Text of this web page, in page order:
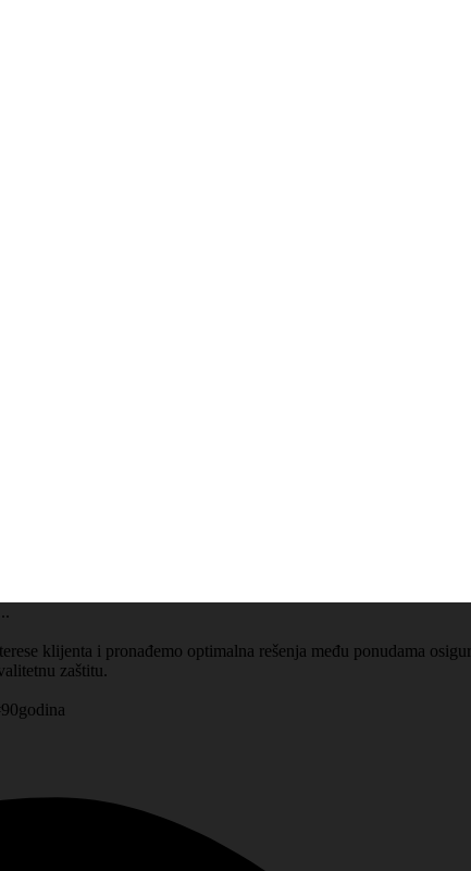
klijenta i pronađemo optimalna rešenja među ponudama
zaštitu.